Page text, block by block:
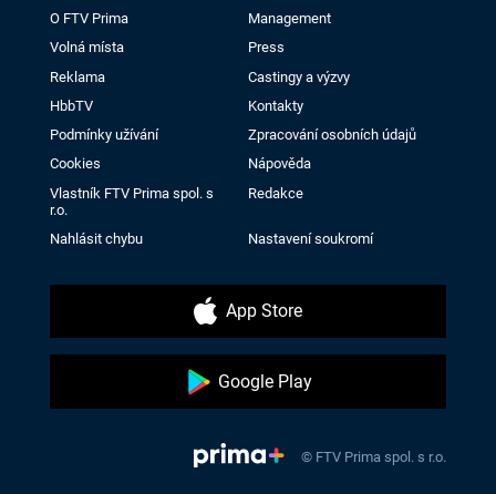
O FTV Prima
Management
Volná místa
Press
Reklama
Castingy a výzvy
HbbTV
Kontakty
Podmínky užívání
Zpracování osobních údajů
Cookies
Nápověda
Vlastník FTV Prima spol. s
r.o.
Redakce
Nahlásit chybu Nastavení soukromí
App Store
Google Play
© FTV Prima spol. s r.o.